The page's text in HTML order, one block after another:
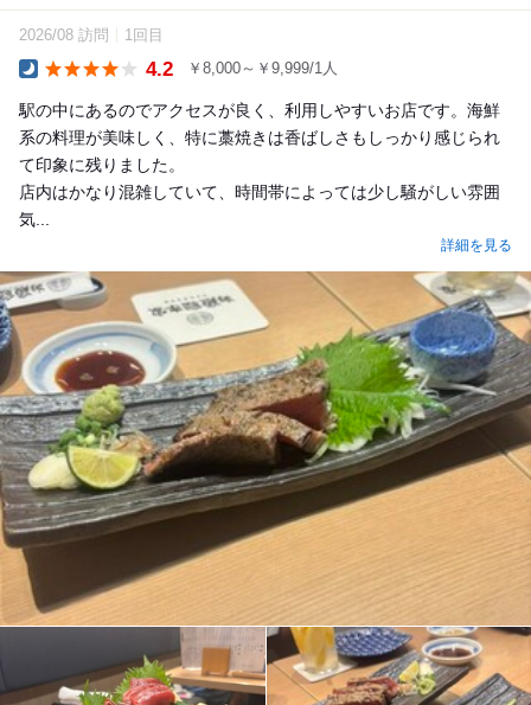
2026/08 訪問 1回目
4.2 ￥8,000～￥9,999/1人
駅の中にあるのでアクセスが良く、利用しやすいお店です。海鮮
系の料理が美味しく、特に藁焼きは香ばしさもしっかり感じられ
て印象に残りました。
店内はかなり混雑していて、時間帯によっては少し騒がしい雰囲
気...
詳細を見る